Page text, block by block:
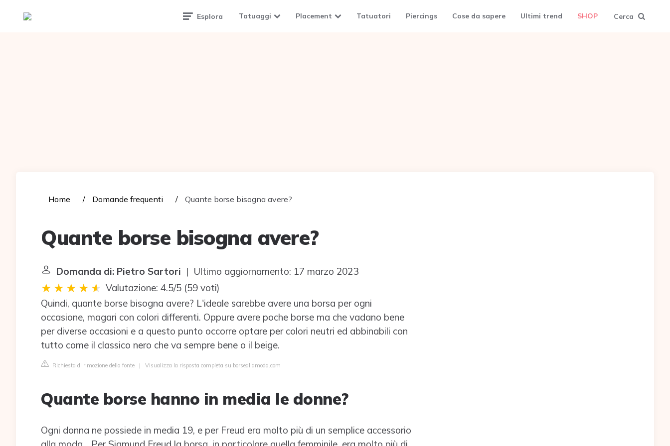
Tattoomuse.it Esplora Tatuaggi Placement Tatuatori Piercings Cose da sapere Ultimi trend SHOP Cerca
Home Domande frequenti Quante borse bisogna avere?
Quante borse bisogna avere?
Domanda di: Pietro Sartori | Ultimo aggiornamento: 17 marzo 2023
Valutazione: 4.5/5 (59 voti)
Quindi, quante borse bisogna avere? L'ideale sarebbe avere una borsa per ogni
occasione, magari con colori differenti. Oppure avere poche borse ma che vadano bene
per diverse occasioni e a questo punto occorre optare per colori neutri ed abbinabili con
tutto come il classico nero che va sempre bene o il beige.
Richiesta di rimozione della fonte | Visualizza la risposta completa su borseallamoda.com
Quante borse hanno in media le donne?
Ogni donna ne possiede in media 19, e per Freud era molto più di un semplice accessorio